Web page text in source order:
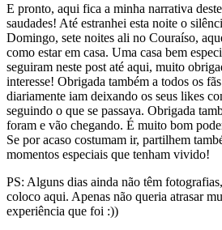
E pronto, aqui fica a minha narrativa
saudades! Até estranhei esta noite o
Domingo, sete noites ali no Couraíso,
como estar em casa. Uma casa bem
seguiram neste post até aqui, muito
interesse! Obrigada também a todos os
diariamente iam deixando os seus likes
seguindo o que se passava. Obrigada
foram e vão chegando. É muito bom
Se por acaso costumam ir, partilhem
momentos especiais que tenham vivido!
PS: Alguns dias ainda não têm
coloco aqui. Apenas não queria atrasar
experiência que foi :))